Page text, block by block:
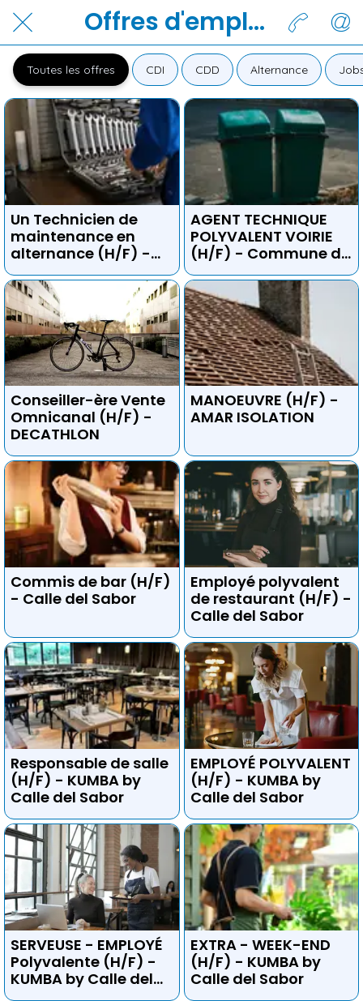
Offres d'emplois
Toutes les offres CDI CDD Alternance
Un Technicien de
maintenance en
alternance (H/F) -
Mont jura
AGENT TECHNIQUE
POLYVALENT VOIRIE
(H/F) - Commune de
prévessin-Moëns
Conseiller-ère Vente
Omnicanal (H/F) -
DECATHLON
MANOEUVRE (H/F) -
AMAR ISOLATION
Commis de bar (H/F)
- Calle del Sabor
Employé polyvalent
de restaurant (H/F) -
Calle del Sabor
Responsable de salle
(H/F) - KUMBA by
Calle del Sabor
EMPLOYÉ POLYVALENT
(H/F) - KUMBA by
Calle del Sabor
SERVEUSE - EMPLOYÉ
Polyvalente (H/F) -
KUMBA by Calle del
Sabor
EXTRA - WEEK-END
(H/F) - KUMBA by
Calle del Sabor